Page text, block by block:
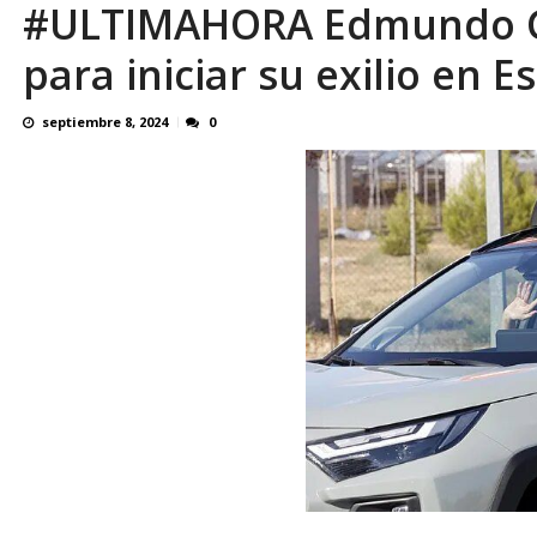
Reino Unido dejará millonaria donación
#ULTIMAHORA
para iniciar su exilio en
septiembre 8, 2024 0